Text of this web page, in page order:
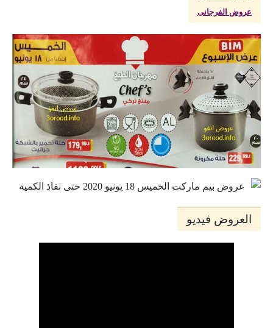
عروض الفرجانى
العروض فيديو